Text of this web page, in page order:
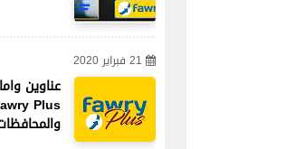
21 فبراير 2020
عناوين